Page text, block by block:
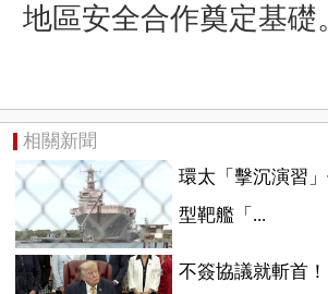
地區安全合作奠定基礎
相關新聞
環太「擊沉演習
型靶艦「...
不簽協議就斬首